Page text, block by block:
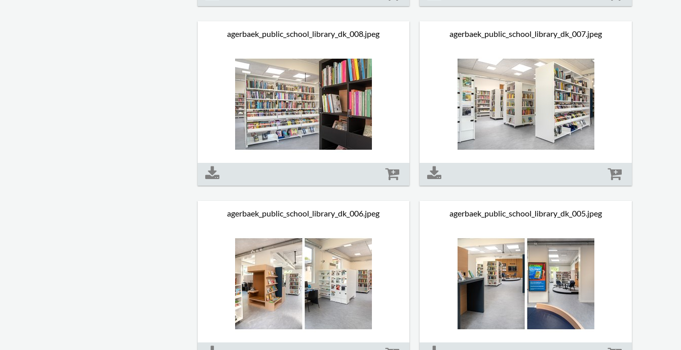
agerbaek_public_school_library_dk_008.jpeg
Størrelse: 1330 kb
agerbaek_public_school_library_dk_007.jpeg
Størrelse: 1136 kb
agerbaek_public_school_library_dk_006.jpeg agerbaek_public_school_library_dk_005.jpeg